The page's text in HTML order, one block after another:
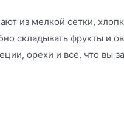
из мелкой сетки,
складывать фрукты и
орехи и все, что вы